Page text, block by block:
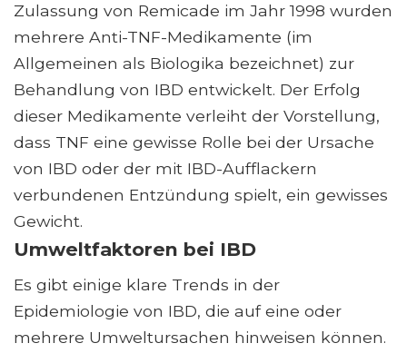
Zulassung von Remicade im Jahr 1998 wurden
mehrere Anti-TNF-Medikamente (im
Allgemeinen als Biologika bezeichnet) zur
Behandlung von IBD entwickelt. Der Erfolg
dieser Medikamente verleiht der Vorstellung,
dass TNF eine gewisse Rolle bei der Ursache
von IBD oder der mit IBD-Aufflackern
verbundenen Entzündung spielt, ein gewisses
Gewicht.
Umweltfaktoren bei IBD
Es gibt einige klare Trends in der
Epidemiologie von IBD, die auf eine oder
mehrere Umweltursachen hinweisen können.